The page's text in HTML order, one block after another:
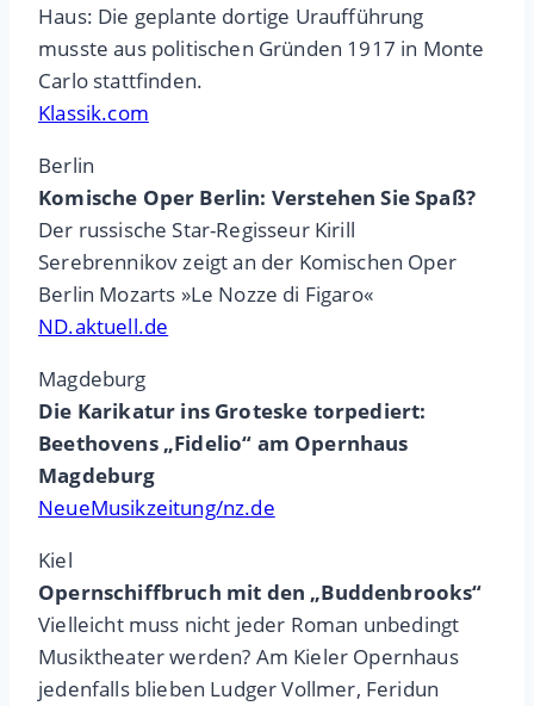
Haus: Die geplante dortige Uraufführung
musste aus politischen Gründen 1917 in Monte
Carlo stattfinden.
Klassik.com
Berlin
Komische Oper Berlin: Verstehen Sie Spaß?
Der russische Star-Regisseur Kirill
Serebrennikov zeigt an der Komischen Oper
Berlin Mozarts »Le Nozze di Figaro«
ND.aktuell.de
Magdeburg
Die Karikatur ins Groteske torpediert:
Beethovens „Fidelio“ am Opernhaus
Magdeburg
NeueMusikzeitung/nz.de
Kiel
Opernschiffbruch mit den „Buddenbrooks“
Vielleicht muss nicht jeder Roman unbedingt
Musiktheater werden? Am Kieler Opernhaus
jedenfalls blieben Ludger Vollmer, Feridun